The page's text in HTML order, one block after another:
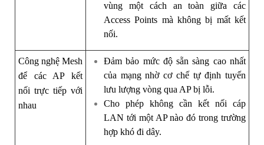
vùng một cách an toàn giữa các
Access Points mà không bị mất kết
nối.
Công nghệ Mesh
để các AP kết
nối trực tiếp với
nhau
Đảm bảo mức độ sẵn sàng cao nhất
của mạng nhờ cơ chế tự định tuyến
lưu lượng vòng qua AP bị lỗi.
Cho phép không cần kết nối cáp
LAN tới một AP nào đó trong trường
hợp khó đi dây.